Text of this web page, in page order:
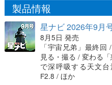
製品情報
星ナビ 2026年9月
8月5日 発売
「宇宙兄弟」最終
見る・撮る / 変わる
で深呼吸する天文台
F2.8 / ほか